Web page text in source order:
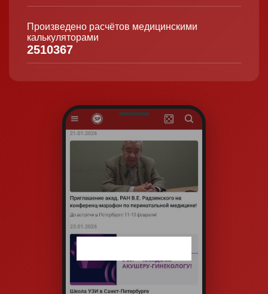
Произведено расчётов медицинскими
калькуляторами
2510367